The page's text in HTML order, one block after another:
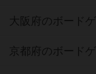
大阪府のボード
京都府のボード